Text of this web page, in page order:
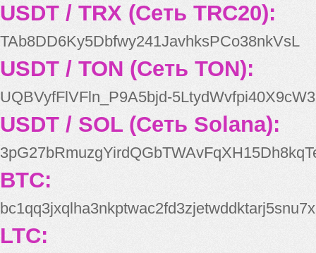
USDT / TRX (Сеть TRC20):
TAb8DD6Ky5Dbfwy241JavhksPCo38nkVsL
USDT / TON (Сеть TON):
UQBVyfFlVFln_P9A5bjd-
USDT / SOL (Сеть Solana):
BTC:
bc1qq3jxqlha3nkptwac2fd3zjetwddktarj5snu7x
LTC: